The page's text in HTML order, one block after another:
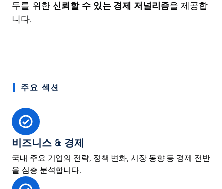
두를 위한 신뢰할 수 있는 경제 저널리즘을 제공합
니다.
주요 섹션
비즈니스 & 경제
국내 주요 기업의 전략, 정책 변화, 시장 동향 등 경제 전반
을 심층 분석합니다.